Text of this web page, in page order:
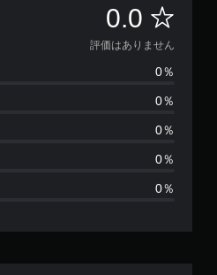
0.0 評
価
は
あ
ま
評価はありません
0％
0％
0％
0％
0％